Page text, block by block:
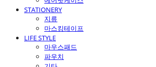
STATIONERY
지류
마스킹테이프
LIFE STYLE
마우스패드
파우치